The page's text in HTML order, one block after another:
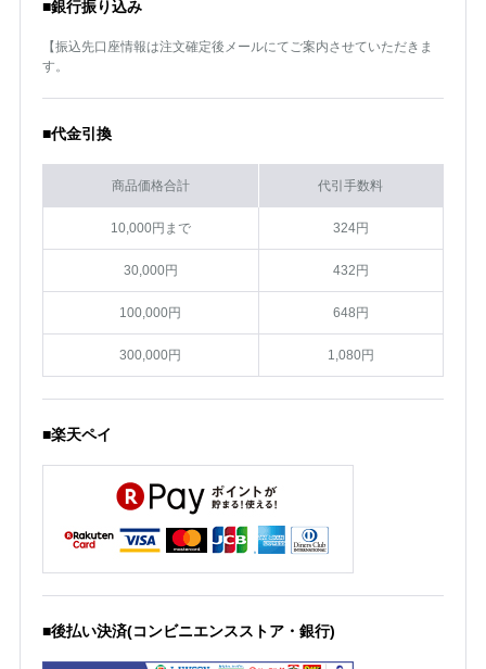
■銀行振り込み
【振込先口座情報は注文確定後メールにてご案内させていただきま
す。
■代金引換
商品価格合計 代引手数料
10,000円まで 324円
30,000円 432円
100,000円 648円
300,000円 1,080円
■楽天ペイ
■後払い決済(コンビニエンスストア・銀行)